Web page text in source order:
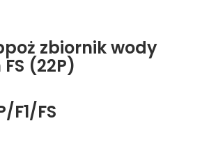
zbiornik wody
(22P)
F1/FS